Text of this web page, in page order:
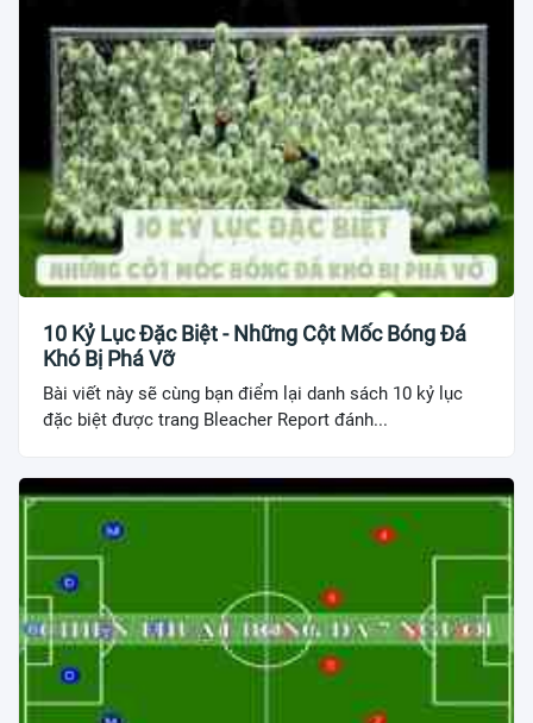
10 Kỷ Lục Đặc Biệt - Những Cột Mốc Bóng Đá
Khó Bị Phá Vỡ
Bài viết này sẽ cùng bạn điểm lại danh sách 10 kỷ lục
đặc biệt được trang Bleacher Report đánh...